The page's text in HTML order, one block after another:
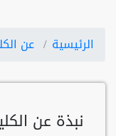
الرئيسية عن
نبذة عن